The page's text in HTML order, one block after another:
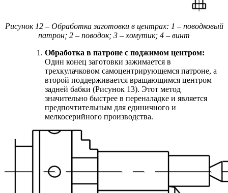
Рисунок 12 – Обработка заготовки в центрах: 1 – поводковый
патрон; 2 – поводок; 3 – хомутик; 4 – винт
Обработка в патроне с поджимом центром:
Один конец заготовки зажимается в
трехкулачковом самоцентрирующемся патроне, а
второй поддерживается вращающимся центром
задней бабки (Рисунок 13). Этот метод
значительно быстрее в переналадке и является
предпочтительным для единичного и
мелкосерийного производства.